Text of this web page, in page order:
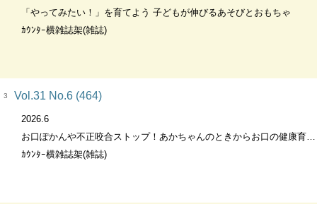
「やってみたい！」を育てよう 子どもが伸びるあそびとおもちゃ
ｶｳﾝﾀｰ横雑誌架(雑誌)
3 Vol.31 No.6 (464)
2026.6
お口ぽかんや不正咬合ストップ！あかちゃんのときからお口の健康育てを
ｶｳﾝﾀｰ横雑誌架(雑誌)